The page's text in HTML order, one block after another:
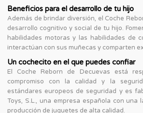
Beneficios para el desarrollo de tu hijo
Además de brindar diversión, el Coche
desarrollo cognitivo y social de tu hijo.
habilidades motoras y las habilidades de
interactúan con sus muñecas y comparten
Un cochecito en el que puedes confiar
El Coche Reborn de Decuevas está
compromiso con la calidad y la
estándares europeos de seguridad y es
Toys, S.L., una empresa española con una
producción de juguetes de alta calidad.